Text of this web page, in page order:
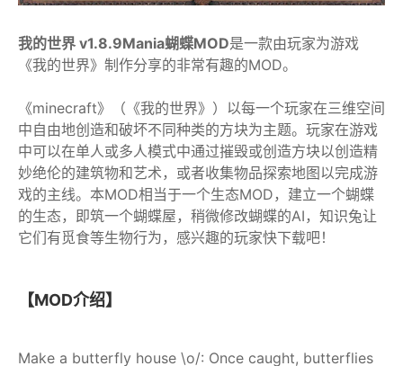
我的世界 v1.8.9Mania蝴蝶MOD是一款由玩家为游戏
《我的世界》制作分享的非常有趣的MOD。
《minecraft》（《我的世界》）以每一个玩家在三维空间
中自由地创造和破坏不同种类的方块为主题。玩家在游戏
中可以在单人或多人模式中通过摧毁或创造方块以创造精
妙绝伦的建筑物和艺术，或者收集物品探索地图以完成游
戏的主线。本MOD相当于一个生态MOD，建立一个蝴蝶
的生态，即筑一个蝴蝶屋，稍微修改蝴蝶的AI，知识兔让
它们有觅食等生物行为，感兴趣的玩家快下载吧！
【MOD介绍】
Make a butterfly house \o/: Once caught, butterflies